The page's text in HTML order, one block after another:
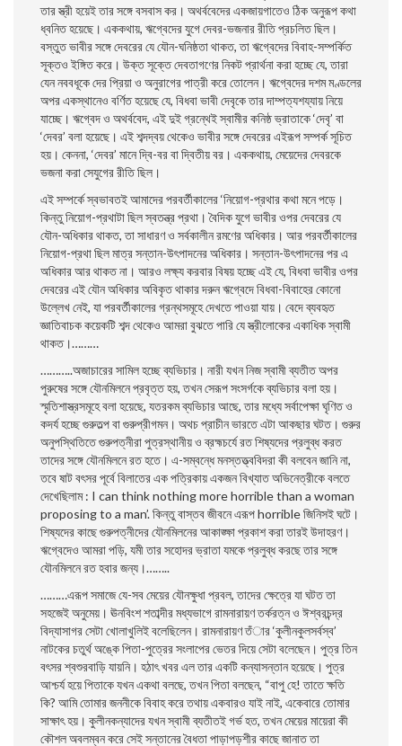
তার স্ত্রী হয়েই তার সঙ্গে বসবাস কর। অথর্ববেদের একজায়গাতেও ঠিক অনুরূপ কথা
ধ্বনিত হয়েছে। এককথায়, ঋগ্বেদের যুগে দেবর-ভজনার রীতি প্রচলিত ছিল।
বস্তুত ভাবীর সঙ্গে দেবরের যে যৌন-ঘনিষ্ঠতা থাকত, তা ঋগ্বেদের বিবাহ-সম্পর্কিত
সূক্তও ইঙ্গিত করে। উক্ত সূক্তে দেবতাগণের নিকট প্রার্থনা করা হচ্ছে যে, তারা
যেন নববধূকে দের প্রিয়া ও অনুরাগের পাত্রী করে তােলেন। ঋগ্বেদের দশম মণ্ডলের
অপর একস্থানেও বর্ণিত হয়েছে যে, বিধবা ভাবী দেবৃকে তার দাম্পত্যশয্যায় নিয়ে
যাচ্ছে। ঋগ্বেদ ও অথর্ববেদ, এই দুই গ্রন্থেই স্বামীর কনিষ্ঠ ভ্রাতাকে ‘দেবৃ’ বা
‘দেবর’ বলা হয়েছে। এই শব্দদ্বয় থেকেও ভাবীর সঙ্গে দেবরের এইরূপ সম্পর্ক সূচিত
হয়। কেননা, ‘দেবর’ মানে দ্বি-বর বা দ্বিতীয় বর। এককথায়, মেয়েদের দেবরকে
ভজনা করা সেযুগের রীতি ছিল।
এই সম্পর্কে স্বভাবতই আমাদের পরবর্তীকালের ‘নিয়ােগ-প্রথার কথা মনে পড়ে।
কিন্তু নিয়ােগ-প্রথাটা ছিল স্বতন্ত্র প্রথা। বৈদিক যুগে ভাবীর ওপর দেবরের যে
যৌন-অধিকার থাকত, তা সাধারণ ও সর্বকালীন রমণের অধিকার। আর পরবর্তীকালের
নিয়ােগ-প্রথা ছিল মাত্র সন্তান-উৎপাদনের অধিকার। সন্তান-উৎপাদনের পর এ
অধিকার আর থাকত না। আরও লক্ষ্য করবার বিষয় হচ্ছে এই যে, বিধবা ভাবীর ওপর
দেবরের এই যৌন অধিকার অবিকৃত থাকার দরুন ঋগ্বেদে বিধবা-বিবাহের কোনো
উল্লেখ নেই, যা পরবর্তীকালের গ্রন্থসমূহে দেখতে পাওয়া যায়। বেদে ব্যবহৃত
জ্ঞাতিবাচক কয়েকটি শব্দ থেকেও আমরা বুঝতে পারি যে স্ত্রীলােকের একাধিক স্বামী
থাকত।………
………..অজাচারের সামিল হচ্ছে ব্যভিচার। নারী যখন নিজ স্বামী ব্যতীত অপর
পুরুষের সঙ্গে যৌনমিলনে প্রবৃত্ত হয়, তখন সেরূপ সংসর্গকে ব্যভিচার বলা হয়।
স্মৃতিশাস্ত্রসমূহে বলা হয়েছে, যতরকম ব্যভিচার আছে, তার মধ্যে সর্বাপেক্ষা ঘৃণিত ও
কদর্য হচ্ছে গুরুতল্প বা গুরুপ্রীগমন। অথচ প্রাচীন ভারতে এটা আকছার ঘটত। গুরুর
অনুপস্থিতিতে গুরুপত্নীরা পুত্রস্থানীয় ও ব্রহ্মচর্যে রত শিষ্যদের প্রলুব্ধ করত
তাদের সঙ্গে যৌনমিলনে রত হতে। এ-সম্বন্ধে মনস্তত্ত্ববিদরা কী বলবেন জানি না,
তবে ষাট বৎসর পূর্বে বিলাতের এক পত্রিকায় একজন বিখ্যাত অভিনেত্রীকে বলতে
দেখেছিলাম : I can think nothing more horrible than a woman
proposing to a man’. কিন্তু বাস্তব জীবনে এরূপ horrible জিনিসই ঘটে।
শিষ্যদের কাছে গুরুপত্নীদের যৌনমিলনের আকাঙ্ক্ষা প্রকাশ করা তারই উদাহরণ।
ঋগ্বেদেও আমরা পড়ি, যমী তার সহােদর ভ্রাতা যমকে প্রলুব্ধ করছে তার সঙ্গে
যৌনমিলনে রত হবার জন্য।……..
………এরূপ সমাজে যে-সব মেয়ের যৌনক্ষুধা প্রবল, তাদের ক্ষেত্রে যা ঘটত তা
সহজেই অনুমেয়। ঊনবিংশ শতাব্দীর মধ্যভাগে রামনারায়ণ তর্করত্ন ও ঈশ্বরচন্দ্র
বিদ্যাসাগর সেটা খােলাখুলিই বলেছিলেন। রামনারায়ণ তঁার ‘কুলীনকুলসর্বস্ব’
নাটকের চতুর্থ অঙ্কে পিতা-পুত্রের সংলাপের ভেতর দিয়ে সেটা বলেছেন। পুত্র তিন
বৎসর শ্বশুরবাড়ি যায়নি। হঠাৎ খবর এল তার একটি কন্যাসন্তান হয়েছে। পুত্র
আশ্চর্য হয়ে পিতাকে যখন একথা বলছে, তখন পিতা বলছেন, “বাপু হে! তাতে ক্ষতি
কি? আমি তােমার জননীকে বিবাহ করে তথায় একবারও যাই নাই, একেবারে তােমার
সাক্ষাৎ হয়। কুলীনকন্যাদের যখন স্বামী ব্যতীতই গর্ভ হত, তখন মেয়ের মায়েরা কী
কৌশল অবলম্বন করে সেই সন্তানের বৈধতা পাড়াপড়শীর কাছে জানাত তা